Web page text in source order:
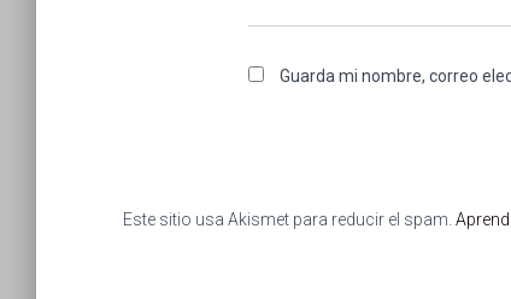
Guarda mi nombre, correo
Este sitio usa Akismet para reducir el spam.